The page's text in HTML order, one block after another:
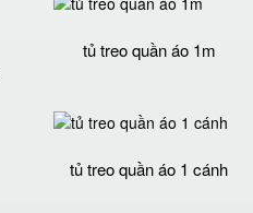
tủ treo quần áo 1m
tủ treo quần áo 1 cánh